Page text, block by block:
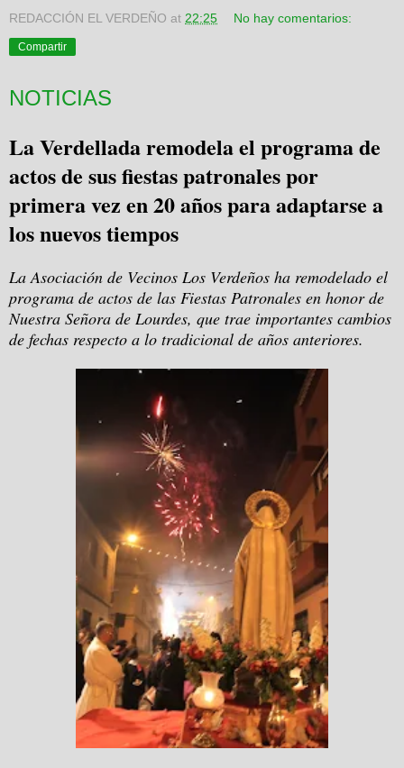
REDACCIÓN EL VERDEÑO at 22:25 No hay comentarios:
Compartir
NOTICIAS
La Verdellada remodela el programa de
actos de sus fiestas patronales por
primera vez en 20 años para adaptarse a
los nuevos tiempos
La Asociación de Vecinos Los Verdeños ha remodelado el
programa de actos de las Fiestas Patronales en honor de
Nuestra Señora de Lourdes, que trae importantes cambios
de fechas respecto a lo tradicional de años anteriores.